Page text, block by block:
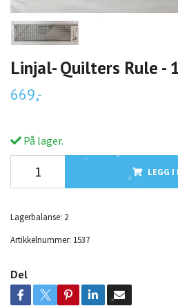
Linjal- Quilters Rule -
669,-
På lager.
LEGG I
Lagerbalanse: 2
Artikkelnummer: 1537
Del